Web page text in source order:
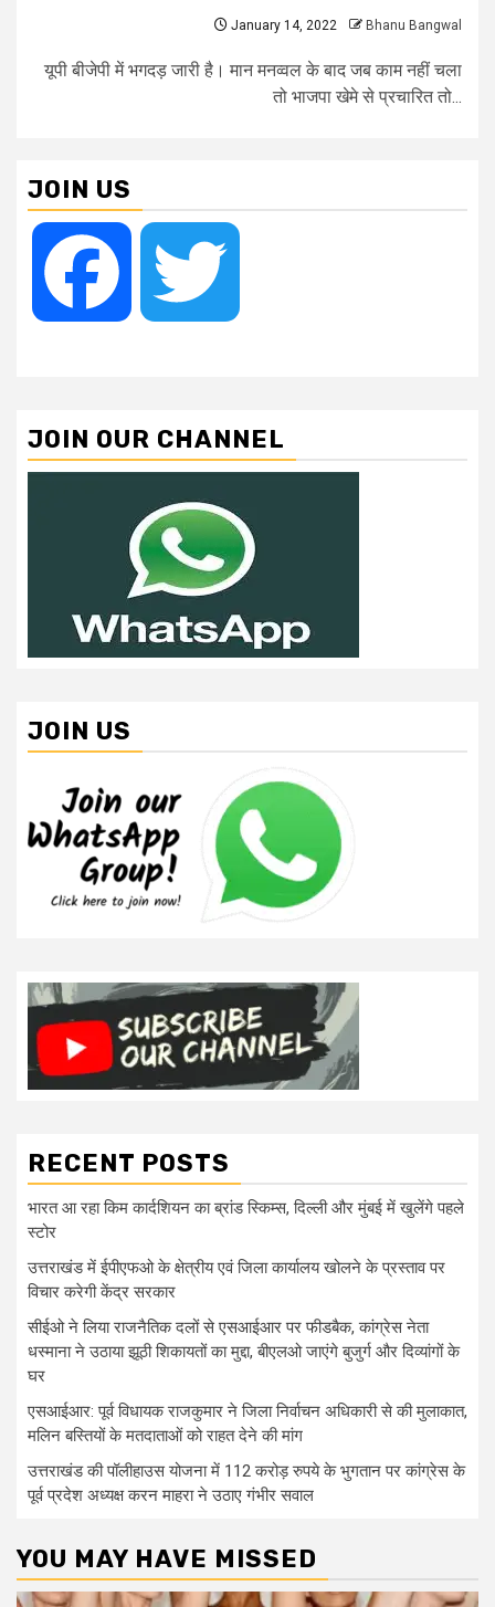
January 14, 2022 Bhanu Bangwal
यूपी बीजेपी में भगदड़ जारी है। मान मनव्वल के बाद जब काम नहीं चला
तो भाजपा खेमे से प्रचारित तो...
JOIN US
Facebook
JOIN OUR CHANNEL
JOIN US
RECENT POSTS
भारत आ रहा किम कार्दशियन का ब्रांड स्किम्स, दिल्ली और मुंबई में खुलेंगे पहले
स्टोर
उत्तराखंड में ईपीएफओ के क्षेत्रीय एवं जिला कार्यालय खोलने के प्रस्ताव पर
विचार करेगी केंद्र सरकार
सीईओ ने लिया राजनैतिक दलों से एसआईआर पर फीडबैक, कांग्रेस नेता
धस्माना ने उठाया झूठी शिकायतों का मुद्दा, बीएलओ जाएंगे बुजुर्ग और दिव्यांगों के
घर
एसआईआर: पूर्व विधायक राजकुमार ने जिला निर्वाचन अधिकारी से की मुलाकात,
मलिन बस्तियों के मतदाताओं को राहत देने की मांग
उत्तराखंड की पॉलीहाउस योजना में 112 करोड़ रुपये के भुगतान पर कांग्रेस के
पूर्व प्रदेश अध्यक्ष करन माहरा ने उठाए गंभीर सवाल
YOU MAY HAVE MISSED